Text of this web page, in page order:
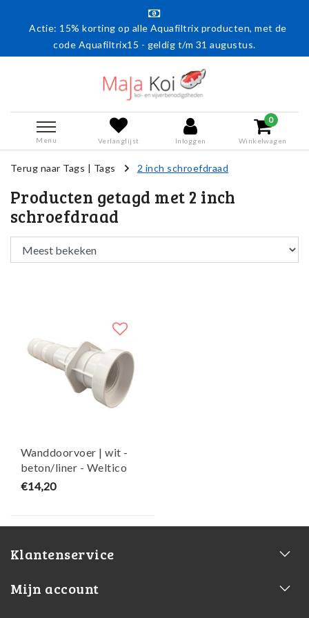
Actie: 15% korting op alle Aquafiltrix producten, met de
code Aquafiltrix15 - geldig t/m 31 augustus.
Menu Verlanglijst Inloggen
0
Winkelwagen
Terug naar Tags | Tags 2 inch schroefdraad
Producten getagd met 2 inch
schroefdraad
Wanddoorvoer | wit -
beton/liner - Weltico
€14,20
Klantenservice
Mijn account